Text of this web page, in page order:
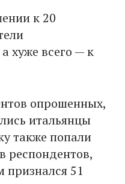
к 20
хуже всего — к
опрошенных,
итальянцы
также попали
респондентов,
признался 51